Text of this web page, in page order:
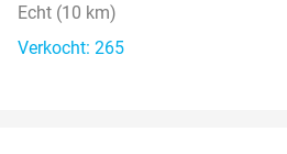
Echt (10 km)
Verkocht: 265